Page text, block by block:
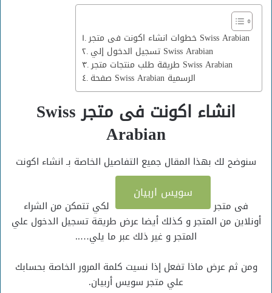
خطوات انشاء اكونت فى متجر Swiss Arabian
تسجيل الدخول إلي Swiss Arabian
طريقة طلب منتجات متجر Swiss Arabian
صفحة Swiss Arabian الرسمية
انشاء اكونت فى متجر Swiss
Arabian
سنوضح لك بهذا المقال جميع التفاصيل الخاصة بـ انشاء اكونت
فى متجر
سويس اربيان
لكي تتمكن من الشراء
أونلاين من المتجر و كذلك أيضا عرض طريقة تسجيل الدخول علي
المتجر و غير ذلك عبر ما يلي…..
ومن ثم عرض ماذا تفعل إذا نسيت كلمة المرور الخاصة بحسابك
علي متجر سويس أربيان.